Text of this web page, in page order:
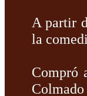
A partir
la
Compró
Colmado